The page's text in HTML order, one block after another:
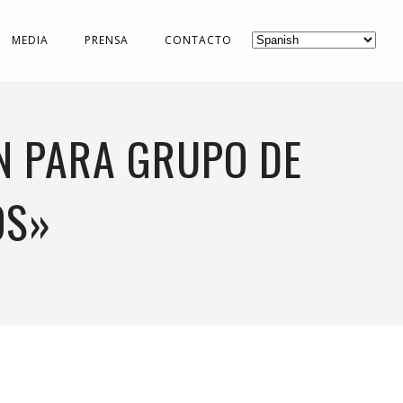
MEDIA PRENSA CONTACTO
PARA GRUPO DE